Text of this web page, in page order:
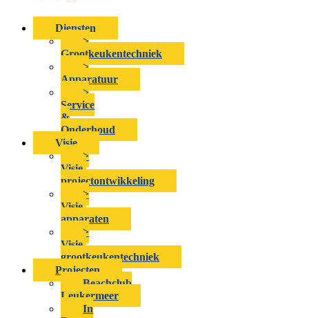
Diensten
>
Grootkeukentechniek
>
Apparatuur
>
Service
&
Onderhoud
Visie
>
Visie-
projectontwikkeling
>
Visie-
apparaten
>
Visie-
grootkeukentechniek
Projecten
Beachclub
Leukermeer
In